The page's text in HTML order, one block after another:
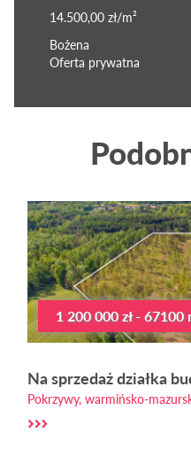
14.500,00 zł/m²
Bożena
Oferta prywatna
1 200 000 zł - 67100
Na sprzedaż działka
Pokrzywy, warmińsko-